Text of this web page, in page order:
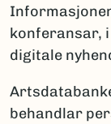
konferansar,
digitale
behandlar